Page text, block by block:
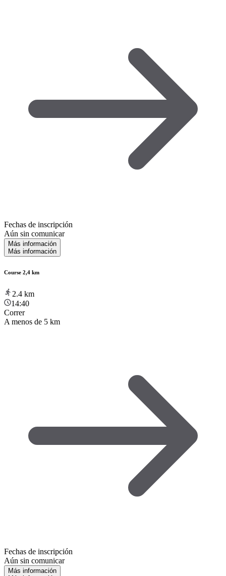
Fechas de inscripción
Aún sin comunicar
Más información
Más información
Course 2,4 km
2.4 km
14:40
Correr
A menos de 5 km
Fechas de inscripción
Aún sin comunicar
Más información